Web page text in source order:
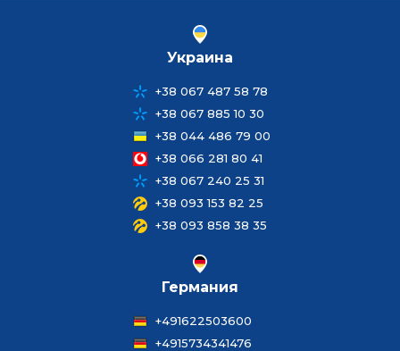
Украина
+38 067 487 58 78
+38 067 885 10 30
+38 044 486 79 00
+38 066 281 80 41
+38 067 240 25 31
+38 093 153 82 25
+38 093 858 38 35
Германия
+491622503600
+4915734341476